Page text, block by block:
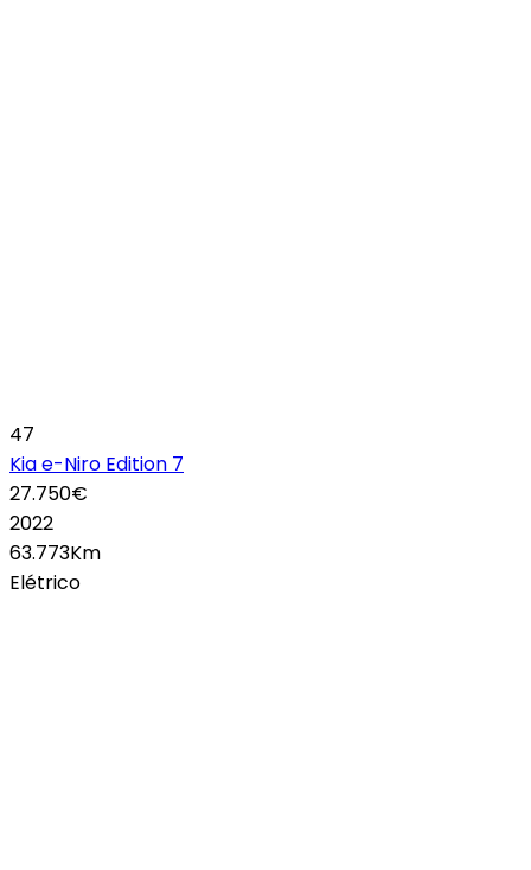
47
Kia e-Niro Edition 7
27.750€
2022
63.773Km
Elétrico